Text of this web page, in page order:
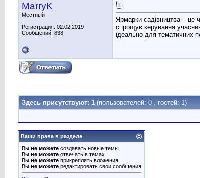
MarryK
Местный
Регистрация: 02.02.2019
Сообщений: 838
Ярмарки садівництва – це
спрощує керування
ідеально для тематичних
Здесь присутствуют: 1 (пользователей: 0 , гостей: 1)
Ваши права в разделе
Вы не можете создавать новые темы
Вы не можете отвечать в темах
Вы не можете прикреплять вложения
Вы не можете редактировать свои сообщения